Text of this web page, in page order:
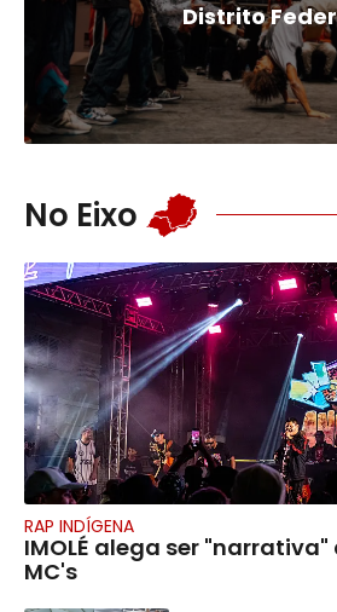
Distrito
No Eixo
RAP INDÍGENA
IMOLÉ alega ser
MC's